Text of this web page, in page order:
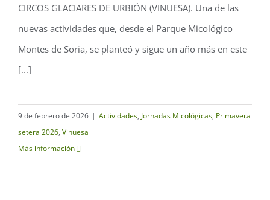
CIRCOS GLACIARES DE URBIÓN (VINUESA). Una de las
nuevas actividades que, desde el Parque Micológico
Montes de Soria, se planteó y sigue un año más en este
[...]
9 de febrero de 2026 | Actividades, Jornadas Micológicas, Primavera
setera 2026, Vinuesa
Más información